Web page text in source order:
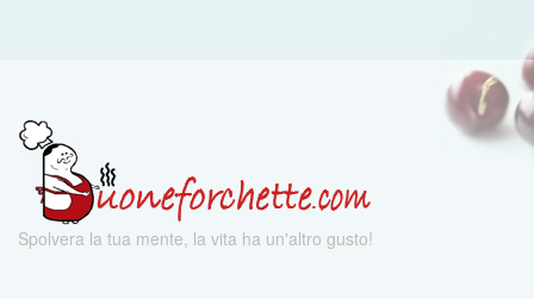
Spolvera la tua mente, la vita ha un'altro gusto!